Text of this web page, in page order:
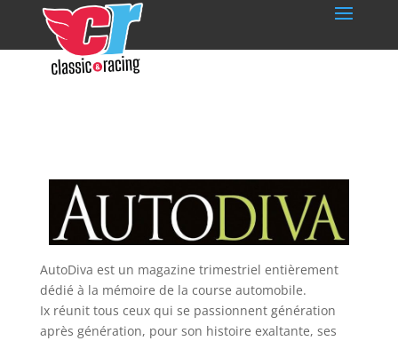
AutoDiva est un magazine trimestriel entièrement
dédié à la mémoire de la course automobile.
Ix réunit tous ceux qui se passionnent génération
après génération, pour son histoire exaltante, ses